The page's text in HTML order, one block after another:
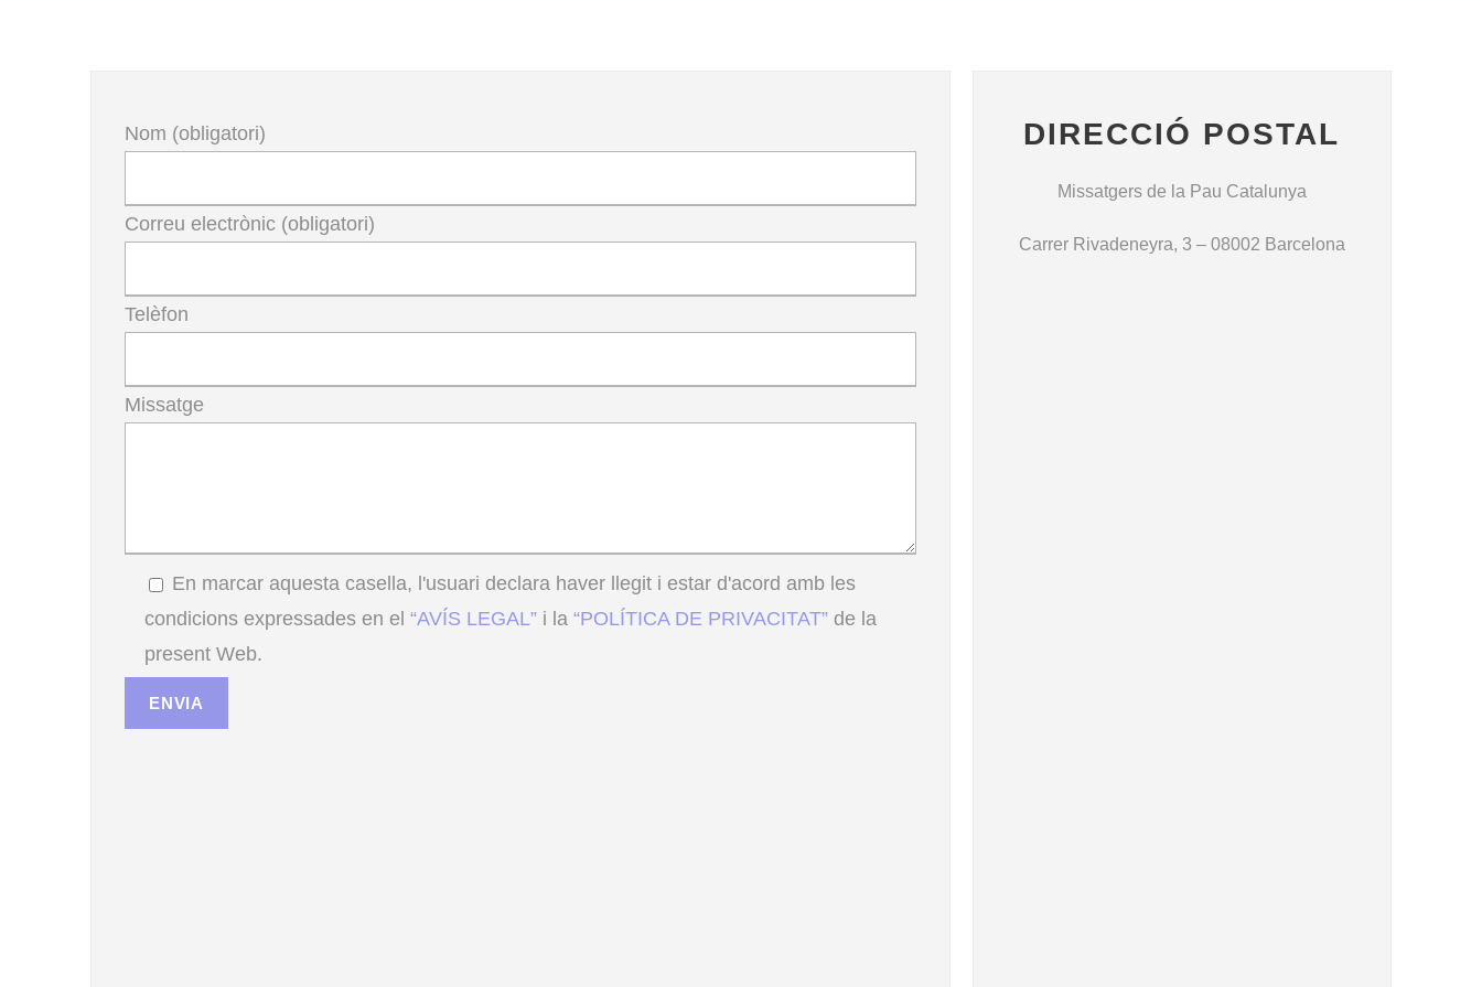
Nom (obligatori)
Correu electrònic (obligatori)
Telèfon
Missatge
En marcar aquesta casella, l'usuari declara haver llegit i estar d'acord amb les
condicions expressades en el “AVÍS LEGAL” i la “POLÍTICA DE PRIVACITAT” de la
present Web.
DIRECCIÓ POSTAL
Missatgers de la Pau Catalunya
Carrer Rivadeneyra, 3 – 08002 Barcelona